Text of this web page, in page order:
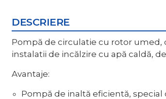
DESCRIERE
Pompă de circulatie cu rotor umed,
instalatii de incălzire cu apă caldă,
Avantaje:
Pompă de inaltă eficientă,